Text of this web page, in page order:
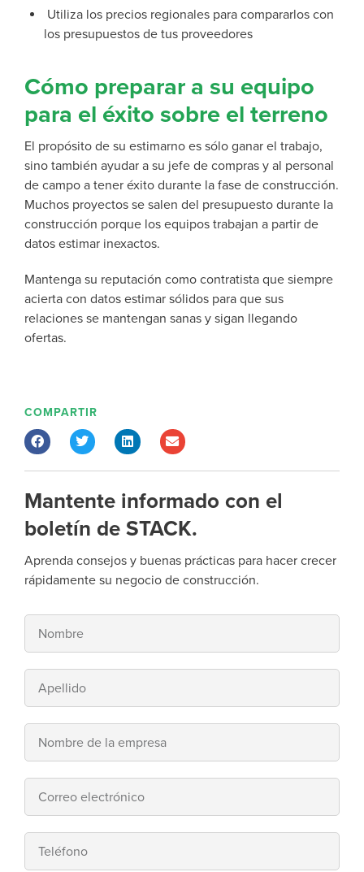
Utiliza los precios regionales para compararlos con
los presupuestos de tus proveedores
Cómo preparar a su equipo
para el éxito sobre el terreno
El propósito de su estimarno es sólo ganar el trabajo,
sino también ayudar a su jefe de compras y al personal
de campo a tener éxito durante la fase de construcción.
Muchos proyectos se salen del presupuesto durante la
construcción porque los equipos trabajan a partir de
datos estimar inexactos.
Mantenga su reputación como contratista que siempre
acierta con datos estimar sólidos para que sus
relaciones se mantengan sanas y sigan llegando
ofertas.
COMPARTIR
Mantente informado con el
boletín de STACK.
Aprenda consejos y buenas prácticas para hacer crecer
rápidamente su negocio de construcción.